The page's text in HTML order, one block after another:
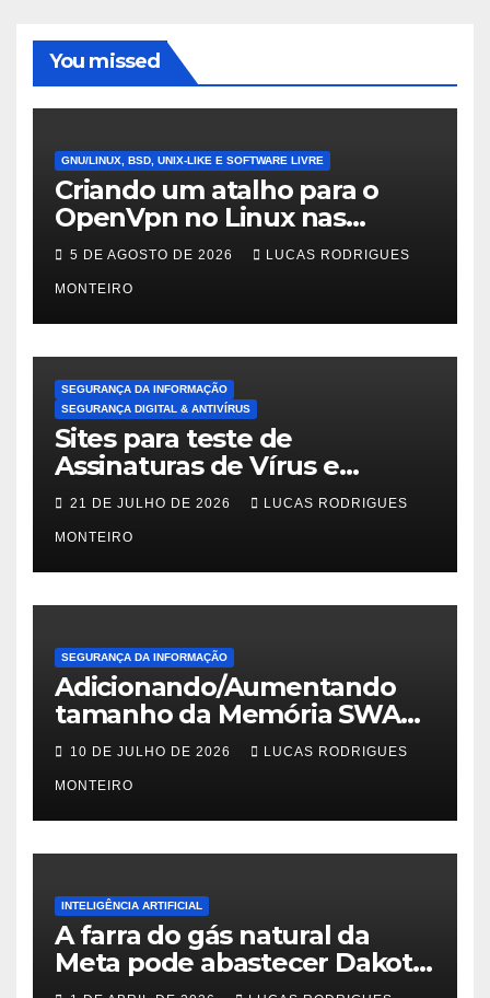
You missed
GNU/LINUX, BSD, UNIX-LIKE E SOFTWARE LIVRE
Criando um atalho para o
OpenVpn no Linux nas
distros Debian, ubuntu e
5 DE AGOSTO DE 2026 LUCAS RODRIGUES
MONTEIRO
SEGURANÇA DA INFORMAÇÃO
SEGURANÇA DIGITAL & ANTIVÍRUS
Sites para teste de
Assinaturas de Vírus e
Malwares
21 DE JULHO DE 2026 LUCAS RODRIGUES
MONTEIRO
SEGURANÇA DA INFORMAÇÃO
Adicionando/Aumentando
tamanho da Memória SWAP
no PfSense 2.8
10 DE JULHO DE 2026 LUCAS RODRIGUES
MONTEIRO
INTELIGÊNCIA ARTIFICIAL
A farra do gás natural da
Meta pode abastecer Dakota
do Sul